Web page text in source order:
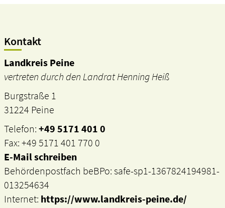
Kontakt
Landkreis Peine
vertreten durch den Landrat Henning Heiß
Burgstraße 1
31224 Peine
Telefon:+49 5171 401 0
Fax: +49 5171 401 770 0
E-Mail schreiben
Behördenpostfach beBPo: safe-sp1-1367824194981-
013254634
Internet: https://www.landkreis-peine.de/